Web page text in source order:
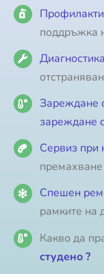
поддръжка
Зареждане
зареждане
Сервиз при
Спешен
рамките на
Какво да
студено ?